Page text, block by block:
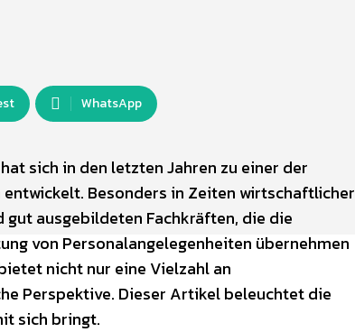
WhatsApp
sich in den letzten Jahren zu einer der
Besonders in Zeiten wirtschaftlicher
ausgebildeten Fachkräften, die die
von Personalangelegenheiten übernehmen
nicht nur eine Vielzahl an
Perspektive. Dieser Artikel beleuchtet die
sich bringt.